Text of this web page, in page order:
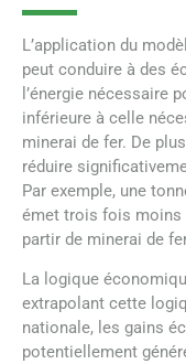
L’application du
peut conduire à des
l’énergie nécessaire
inférieure à celle
minerai de fer. De
réduire
Par exemple, une
émet trois fois moins
partir de minerai de
La logique
extrapolant cette
nationale, les gains
potentiellement